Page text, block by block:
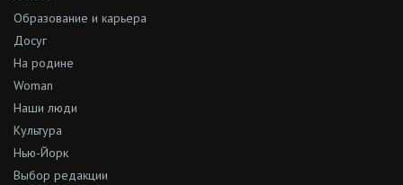
Образование и карьера
Досуг
На родине
Woman
Наши люди
Культура
Нью-Йорк
Выбор редакции